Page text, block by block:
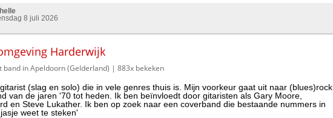
8 juli 2026
Harderwijk
band in Apeldoorn (Gelderland) | 883x bekeken
(slag en solo) die in vele genres thuis is. Mijn voorkeur gaat uit naar (blues)rock
van de jaren '70 tot heden. Ik ben beïnvloedt door gitaristen als Gary Moore,
en Steve Lukather. Ik ben op zoek naar een coverband die bestaande nummers in
weet te steken'